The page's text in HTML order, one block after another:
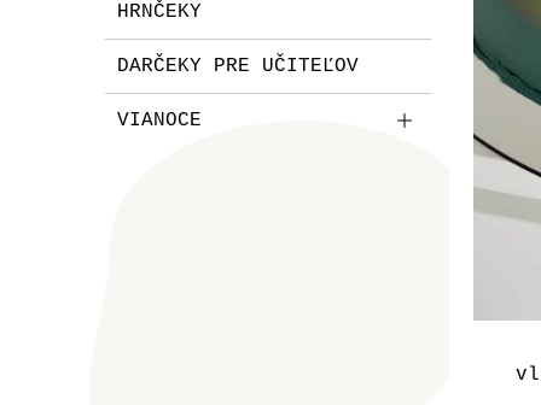
HRNČEKY
DARČEKY PRE UČITEĽOV
VIANOCE